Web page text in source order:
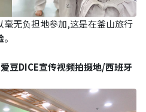
无负担地参加,这是在釜山旅行
。
豆DICE宣传视频拍摄地/西班牙